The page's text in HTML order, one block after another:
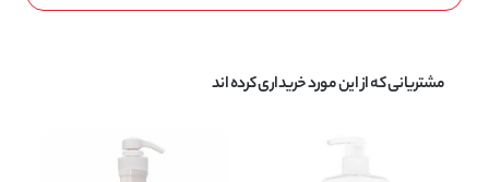
مشتریانی که از این مورد خریداری کرده اند